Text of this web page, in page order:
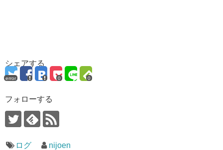
シェアする
error 0 0
フォローする
ログ nijoen